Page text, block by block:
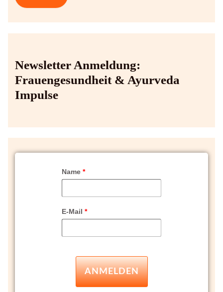
Newsletter Anmeldung:
Frauengesundheit & Ayurveda
Impulse
Name *
E-Mail *
ANMELDEN